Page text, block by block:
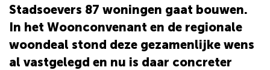
Stadsoevers 87 woningen gaat bouwen.
In het Woonconvenant en de regionale
woondeal stond deze gezamenlijke wens
al vastgelegd en nu is daar concreter